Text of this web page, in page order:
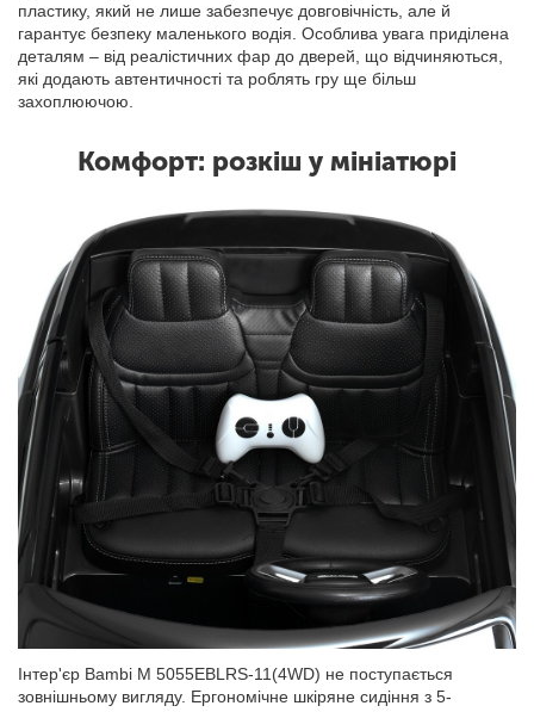
пластику, який не лише забезпечує довговічність, але й
гарантує безпеку маленького водія. Особлива увага приділена
деталям – від реалістичних фар до дверей, що відчиняються,
які додають автентичності та роблять гру ще більш
захоплюючою.
Комфорт: розкіш у мініатюрі
Інтер'єр Bambi M 5055EBLRS-11(4WD) не поступається
зовнішньому вигляду. Ергономічне шкіряне сидіння з 5-